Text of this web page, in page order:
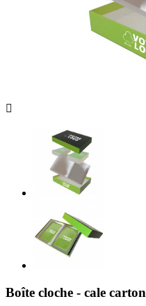

Boîte cloche - cale carton